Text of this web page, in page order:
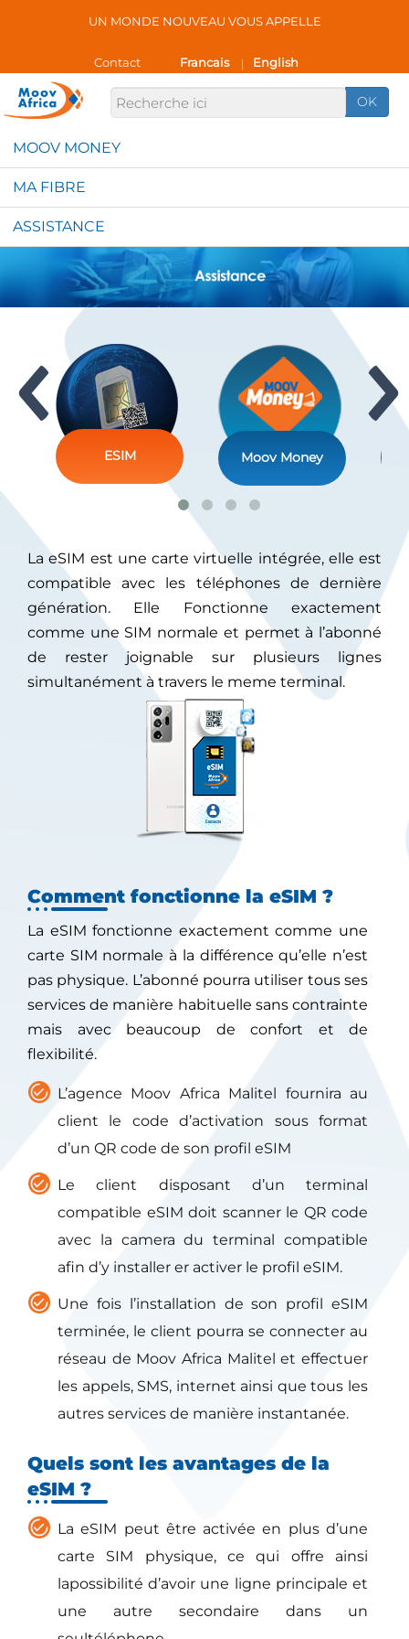
UN MONDE NOUVEAU VOUS APPELLE
Contact Francais | English
OK
MOOV MONEY
MA FIBRE
ASSISTANCE
ESIM Moov Money
La eSIM est une carte virtuelle intégrée, elle est
compatible avec les téléphones de​ dernière
génération. Elle Fonctionne exactement
comme une SIM normale et permet à l’abonné
de rester joignable sur plusieurs lignes
simultanément à travers le meme terminal.
Comment fonctionne la eSIM ?
La eSIM fonctionne exactement comme une
carte SIM normale à la différence qu’elle n’est
pas physique. L’abonné pourra utiliser tous ses
services de manière habituelle sans contrainte
mais avec beaucoup de confort et de
flexibilité.
L’agence Moov Africa Malitel fournira au
client le code d’activation sous format
d’un QR code de son profil eSIM
Le client disposant d’un terminal
compatible eSIM doit scanner le QR code
avec la camera du terminal compatible
afin d’y installer er activer le profil eSIM.
Une fois l’installation de son profil eSIM
terminée, le client pourra se connecter au
réseau de Moov Africa Malitel et effectuer
les appels, SMS, internet ainsi que tous les
autres services de manière instantanée.
Quels sont les avantages de la
eSIM ?
La eSIM peut être activée en plus d’une
carte SIM physique, ce qui offre ainsi
lapossibilité d’avoir une ligne principale et
une autre secondaire dans un